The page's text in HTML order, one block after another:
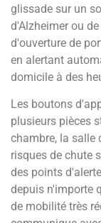
glissade sur un
d'Alzheimer ou
d'ouverture de
en alertant
domicile à des
Les boutons
plusieurs pièces
chambre, la salle
risques de chute
des points
depuis n'importe
de mobilité très